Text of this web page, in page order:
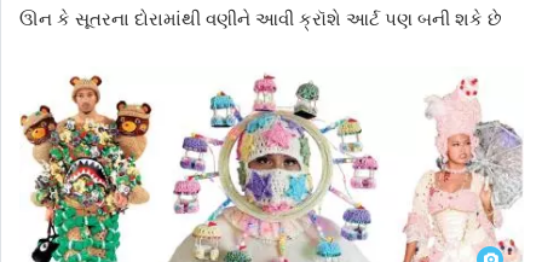
ઊન કે સૂતરના દોરામાંથી વણીને આવી ક્રૉશે આર્ટ પણ બની શકે છે